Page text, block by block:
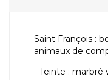
Saint François :
animaux de
- Teinte :